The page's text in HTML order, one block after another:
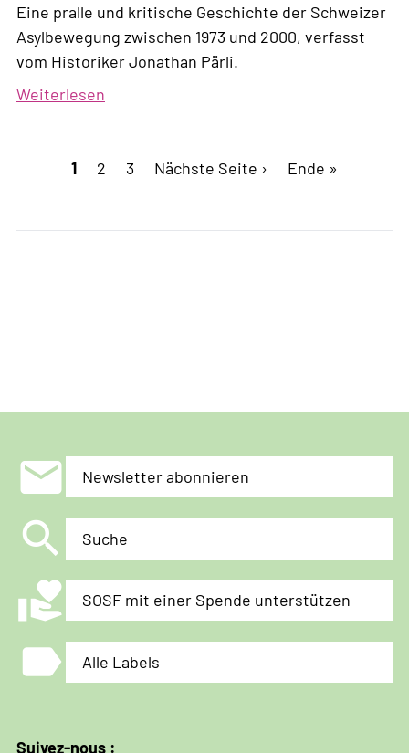
Eine pralle und kritische Geschichte der Schweizer
Asylbewegung zwischen 1973 und 2000, verfasst
vom Historiker Jonathan Pärli.
Weiterlesen
«Die
Seitennummerierung
Aktuelle
1 Page
2 Page
3
Nächste
Nächste Seite ›
Letzte
Ende »
mail Newsletter abonnieren
search Suche
volunteer_activism SOSF mit einer Spende unterstützen
label Alle Labels
Suivez-nous :